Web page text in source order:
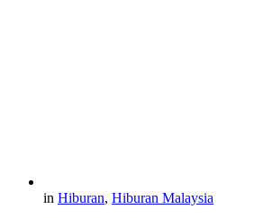
in Hiburan, Hiburan Malaysia